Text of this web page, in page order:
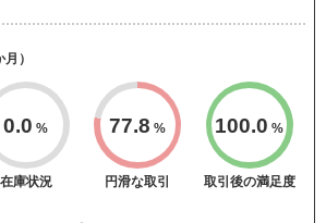
）
0.0 %
在庫状況
77.8 %
円滑な取引
100.0 %
取引後の満足度